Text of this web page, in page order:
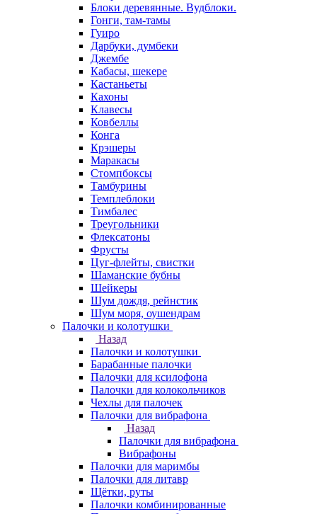
Блоки деревянные. Вудблоки.
Гонги, там-тамы
Гуиро
Дарбуки, думбеки
Джембе
Кабасы, шекере
Кастаньеты
Кахоны
Клавесы
Ковбеллы
Конга
Крэшеры
Маракасы
Стомпбоксы
Тамбурины
Темплеблоки
Тимбалес
Треугольники
Флексатоны
Фрусты
Цуг-флейты, свистки
Шаманские бубны
Шейкеры
Шум дождя, рейнстик
Шум моря, оушендрам
Палочки и колотушки
Назад
Палочки и колотушки
Барабанные палочки
Палочки для ксилофона
Палочки для колокольчиков
Чехлы для палочек
Палочки для вибрафона
Назад
Палочки для вибрафона
Вибрафоны
Палочки для маримбы
Палочки для литавр
Щётки, руты
Палочки комбинированные